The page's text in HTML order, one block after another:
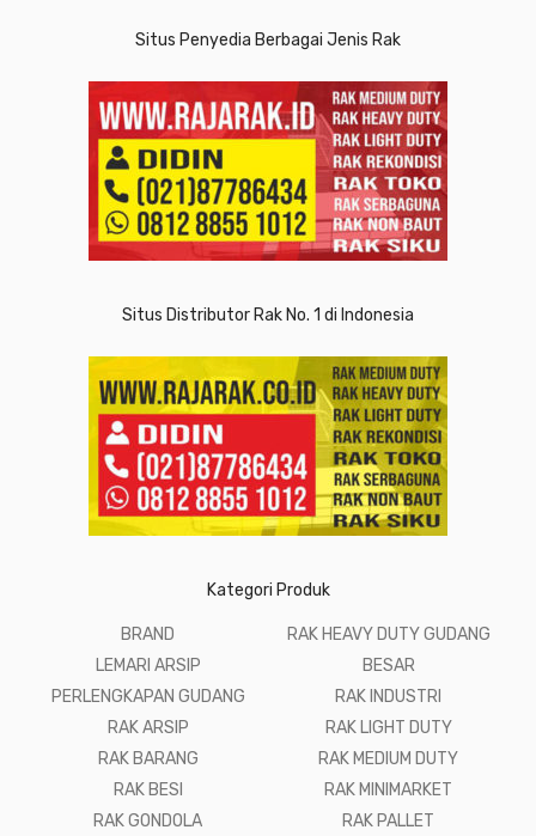
Situs Penyedia Berbagai Jenis Rak
Situs Distributor Rak No. 1 di Indonesia
Kategori Produk
BRAND
LEMARI ARSIP
PERLENGKAPAN GUDANG
RAK ARSIP
RAK BARANG
RAK BESI
RAK GONDOLA
RAK HEAVY DUTY GUDANG
BESAR
RAK INDUSTRI
RAK LIGHT DUTY
RAK MEDIUM DUTY
RAK MINIMARKET
RAK PALLET